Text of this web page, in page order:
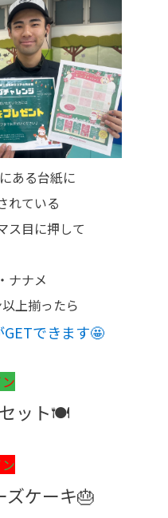
ある台紙に
れている
ス目に押して
ナナメ
上揃ったら
できます🤩
ット🍽
ズケーキ🎂